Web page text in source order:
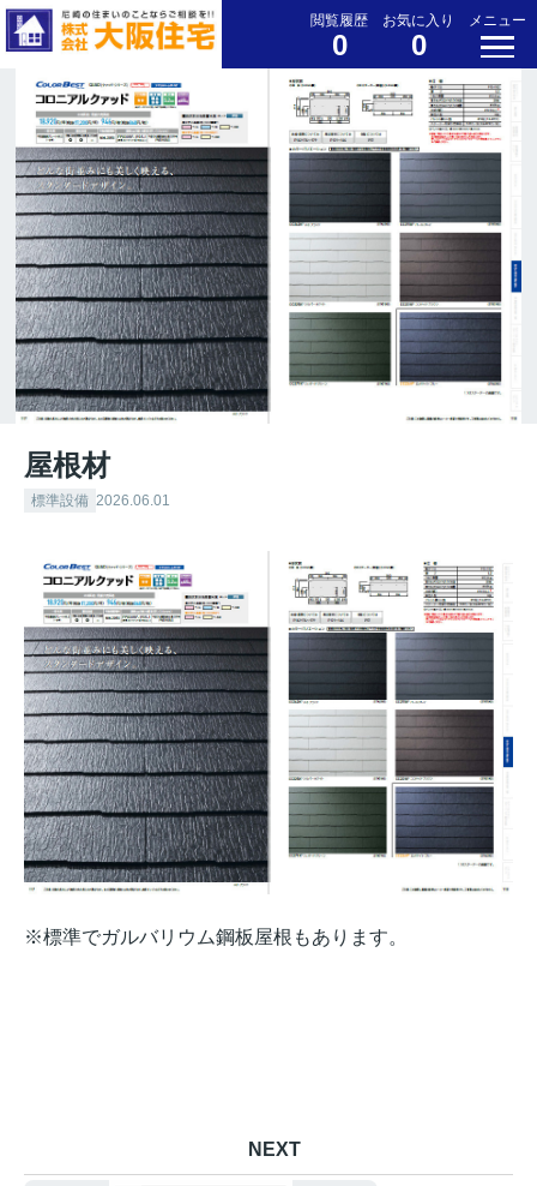
閲覧履歴
0
お気に入り
0
メニュー
屋根材
標準設備 2026.06.01
※標準でガルバリウム鋼板屋根もあります。
NEXT